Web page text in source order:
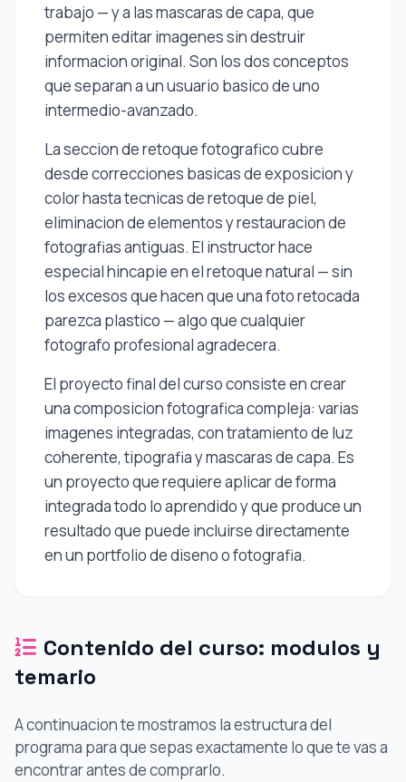
trabajo — y a las mascaras de capa, que
permiten editar imagenes sin destruir
informacion original. Son los dos conceptos
que separan a un usuario basico de uno
intermedio-avanzado.
La seccion de retoque fotografico cubre
desde correcciones basicas de exposicion y
color hasta tecnicas de retoque de piel,
eliminacion de elementos y restauracion de
fotografias antiguas. El instructor hace
especial hincapie en el retoque natural — sin
los excesos que hacen que una foto retocada
parezca plastico — algo que cualquier
fotografo profesional agradecera.
El proyecto final del curso consiste en crear
una composicion fotografica compleja: varias
imagenes integradas, con tratamiento de luz
coherente, tipografia y mascaras de capa. Es
un proyecto que requiere aplicar de forma
integrada todo lo aprendido y que produce un
resultado que puede incluirse directamente
en un portfolio de diseno o fotografia.
Contenido del curso: modulos y
temario
A continuacion te mostramos la estructura del
programa para que sepas exactamente lo que te vas a
encontrar antes de comprarlo.